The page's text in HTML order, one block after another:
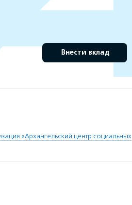
Внести вклад
«Архангельский центр социальных